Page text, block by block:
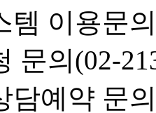
템 이용문
문의(02-
담예약 문